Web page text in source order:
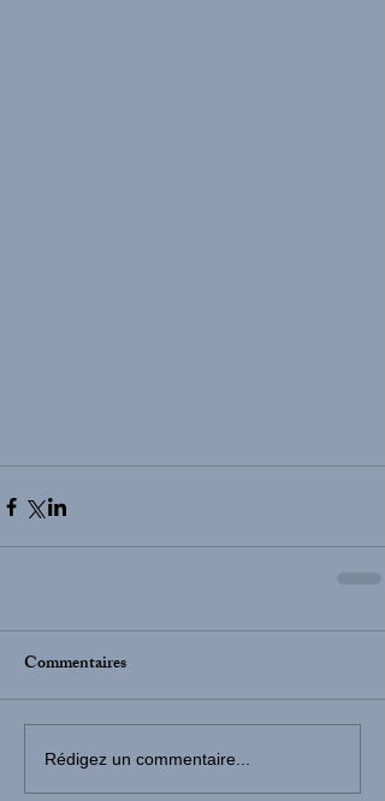
Commentaires
Rédigez un commentaire...